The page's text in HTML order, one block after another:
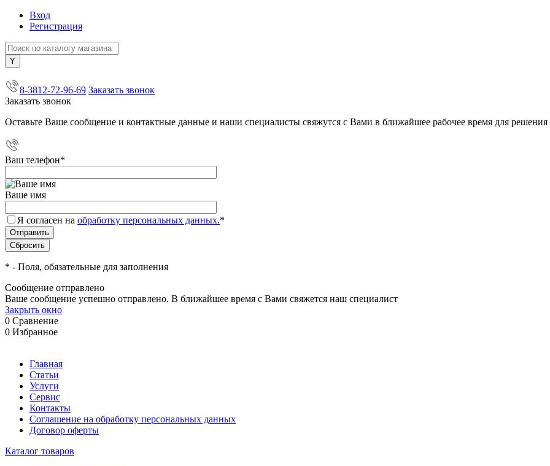
Вход
Регистрация
8-3812-72-96-69 Заказать звонок
Заказать звонок
Оставьте Ваше сообщение и контактные данные и наши специалисты свяжутся с Вами в ближайшее рабочее время для
Ваш телефон*
Ваше имя
Я согласен на обработку персональных данных.*
* - Поля, обязательные для заполнения
Сообщение отправлено
Ваше сообщение успешно отправлено. В ближайшее время с Вами свяжется наш специалист
Закрыть окно
0 Сравнение
0 Избранное
Главная
Статьи
Услуги
Сервис
Контакты
Соглашение на обработку персональных данных
Договор оферты
Каталог товаров